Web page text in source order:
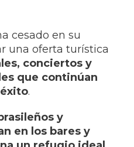
cesado en su
una oferta turística
conciertos y
que continúan
.
y
en los bares y